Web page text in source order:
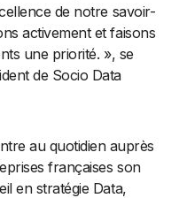
de notre savoir-
activement et faisons
une priorité. », se
de Socio Data
au quotidien auprès
françaises son
en stratégie Data,